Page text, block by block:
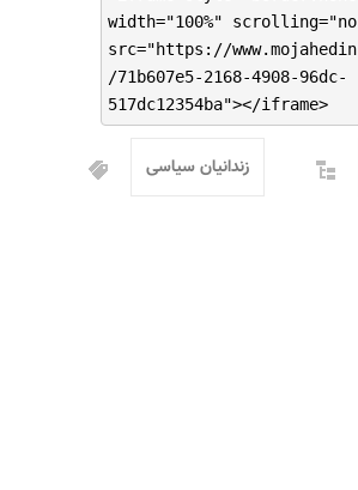
width="100%"
src="https://
/71b607e5-2168-4908-96dc-
517dc12354ba"></iframe>
زندانیان سیاسی